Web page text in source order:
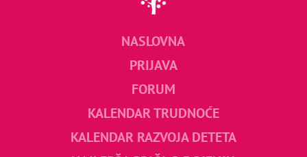
NASLOVNA
PRIJAVA
FORUM
KALENDAR TRUDNOĆE
KALENDAR RAZVOJA DETETA